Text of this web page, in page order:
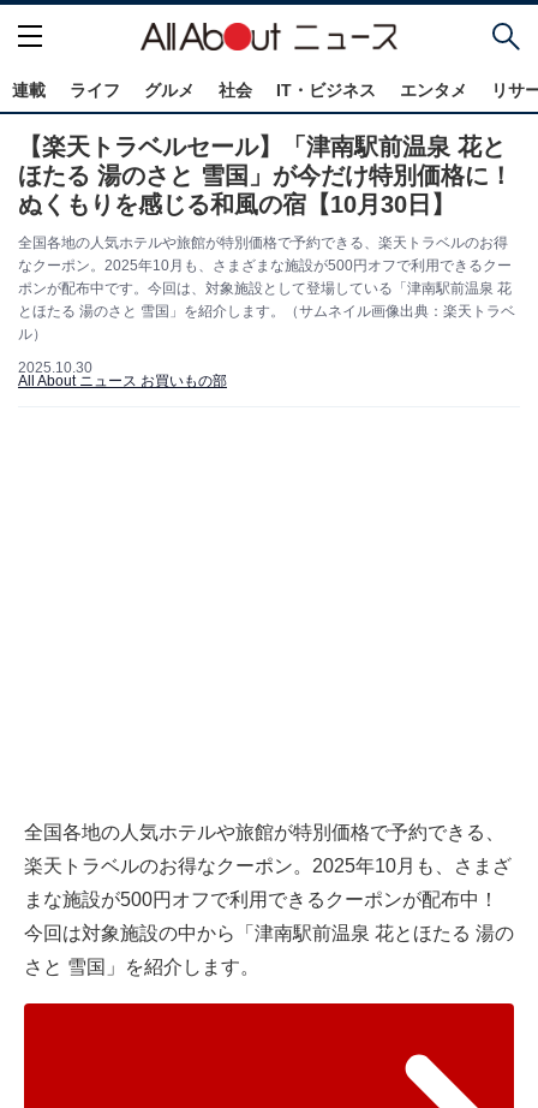
連載 ライフ グルメ 社会 IT・ビジネス エンタメ リサ
【楽天トラベルセール】「津南駅前温泉 花と
ほたる 湯のさと 雪国」が今だけ特別価格に！
ぬくもりを感じる和風の宿【10月30日】
全国各地の人気ホテルや旅館が特別価格で予約できる、楽天トラベルのお得
なクーポン。2025年10月も、さまざまな施設が500円オフで利用できるクー
ポンが配布中です。今回は、対象施設として登場している「津南駅前温泉 花
とほたる 湯のさと 雪国」を紹介します。（サムネイル画像出典：楽天トラベ
ル）
2025.10.30
All About ニュース お買いもの部
全国各地の人気ホテルや旅館が特別価格で予約できる、
楽天トラベルのお得なクーポン。2025年10月も、さまざ
まな施設が500円オフで利用できるクーポンが配布中！
今回は対象施設の中から「津南駅前温泉 花とほたる 湯の
さと 雪国」を紹介します。